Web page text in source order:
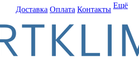
Доставка Оплата Контакты Ещё